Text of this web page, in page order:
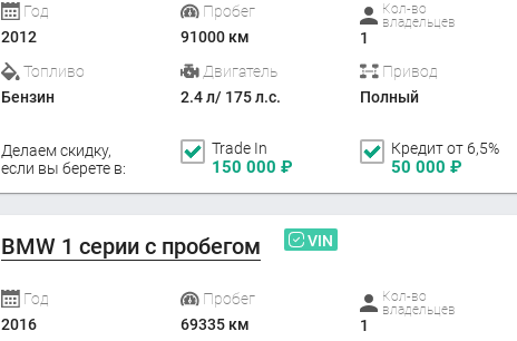
Год
2012
Пробег
91000 км
Кол-во
владельцев
1
Топливо
Бензин
Двигатель
2.4 л/ 175 л.с.
Привод
Полный
Делаем скидку,
если вы берете в:
Trade In
150 000 ₽
Кредит от 6,5%
50 000 ₽
BMW 1 серии с пробегом VIN
Год
2016
Пробег
69335 км
Кол-во
владельцев
1